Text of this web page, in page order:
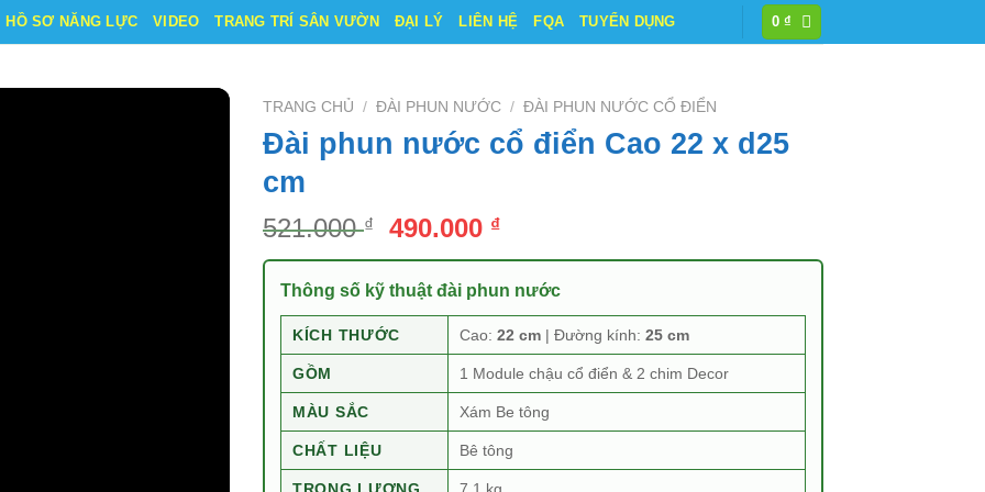
HỒ SƠ NĂNG LỰC VIDEO TRANG TRÍ SÂN VƯỜN ĐẠI LÝ LIÊN HỆ FQA TUYỂN DỤNG 0₫
TRANG CHỦ / ĐÀI PHUN NƯỚC / ĐÀI PHUN NƯỚC CỔ ĐIỂN
Đài phun nước cổ điển Cao 22 x d25
cm
521.000₫
Giá
gốc
là:
521.000 ₫.
490.000 ₫Giá
hiện
tại
là:
490.000 ₫.
Thông số kỹ thuật đài phun nước
KÍCH THƯỚC Cao: 22 cm | Đường kính: 25 cm
GỒM 1 Module chậu cổ điển & 2 chim Decor
MÀU SẮC Xám Be tông
CHẤT LIỆU Bê tông